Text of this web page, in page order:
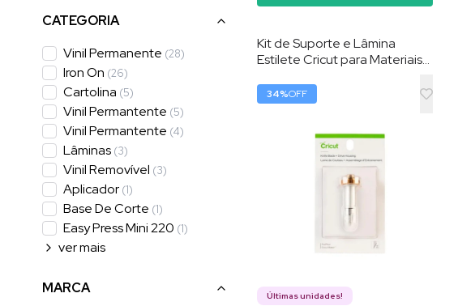
CATEGORIA
Vinil Permanente (28)
Iron On (26)
Cartolina (5)
Vinil Permantente (5)
Vinil Permantente (4)
Lâminas (3)
Vinil Removível (3)
Aplicador (1)
Base De Corte (1)
Easy Press Mini 220 (1)
vermais
MARCA
Kit de Suporte e Lâmina
Estilete Cricut para Materiais
34%OFF
Últimas unidades!